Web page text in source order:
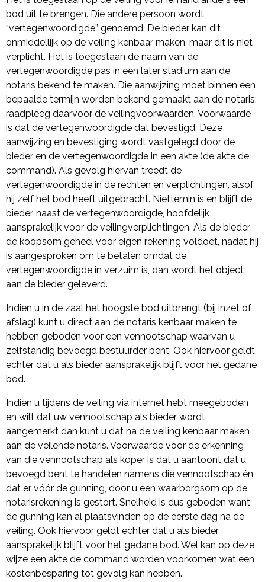
bod uit te brengen. Die andere persoon wordt
“vertegenwoordigde” genoemd. De bieder kan dit
onmiddellijk op de veiling kenbaar maken, maar dit is niet
verplicht. Het is toegestaan de naam van de
vertegenwoordigde pas in een later stadium aan de
notaris bekend te maken. Die aanwijzing moet binnen een
bepaalde termijn worden bekend gemaakt aan de notaris;
raadpleeg daarvoor de veilingvoorwaarden. Voorwaarde
is dat de vertegenwoordigde dat bevestigd. Deze
aanwijzing en bevestiging wordt vastgelegd door de
bieder en de vertegenwoordigde in een akte (de akte de
command). Als gevolg hiervan treedt de
vertegenwoordigde in de rechten en verplichtingen, alsof
hij zelf het bod heeft uitgebracht. Niettemin is en blijft de
bieder, naast de vertegenwoordigde, hoofdelijk
aansprakelijk voor de veilingverplichtingen. Als de bieder
de koopsom geheel voor eigen rekening voldoet, nadat hij
is aangesproken om te betalen omdat de
vertegenwoordigde in verzuim is, dan wordt het object
aan de bieder geleverd.
Indien u in de zaal het hoogste bod uitbrengt (bij inzet of
afslag) kunt u direct aan de notaris kenbaar maken te
hebben geboden voor een vennootschap waarvan u
zelfstandig bevoegd bestuurder bent. Ook hiervoor geldt
echter dat u als bieder aansprakelijk blijft voor het gedane
bod.
Indien u tijdens de veiling via internet hebt meegeboden
en wilt dat uw vennootschap als bieder wordt
aangemerkt dan kunt u dat na de veiling kenbaar maken
aan de veilende notaris. Voorwaarde voor de erkenning
van die vennootschap als koper is dat u aantoont dat u
bevoegd bent te handelen namens die vennootschap én
dat er vóór de gunning, door u een waarborgsom op de
notarisrekening is gestort. Snelheid is dus geboden want
de gunning kan al plaatsvinden op de eerste dag na de
veiling. Ook hiervoor geldt echter dat u als bieder
aansprakelijk blijft voor het gedane bod. Wel kan op deze
wijze een akte de command worden voorkomen wat een
kostenbesparing tot gevolg kan hebben.